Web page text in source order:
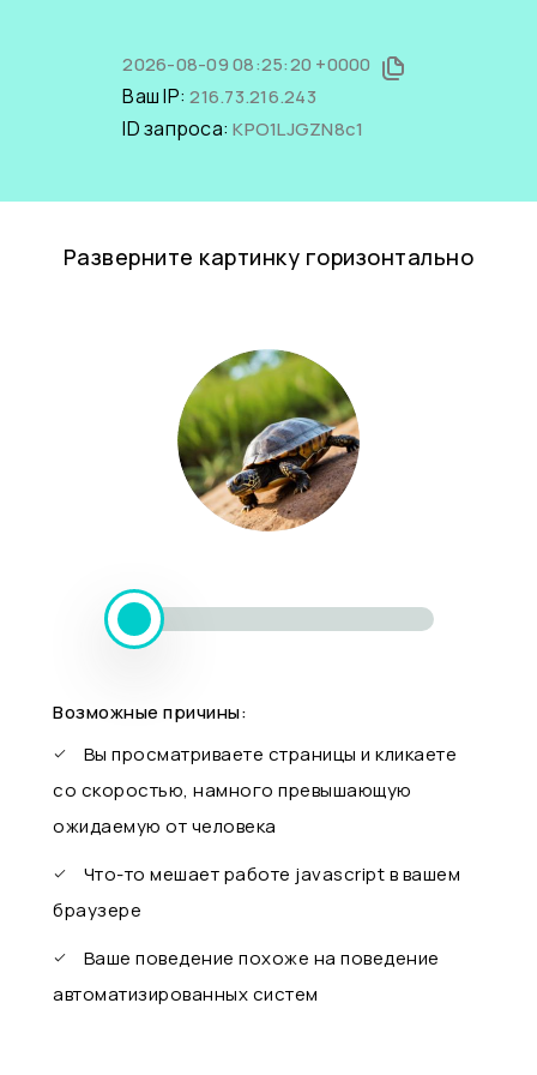
2026-08-09 08:25:20 +0000
Ваш IP:216.73.216.243
ID запроса:KPO1LJGZN8c1
Разверните картинку горизонтально
Возможные причины:
Вы просматриваете страницы и кликаете
со скоростью, намного превышающую
ожидаемую от человека
Что-то мешает работе javascript в вашем
браузере
Ваше поведение похоже на поведение
автоматизированных систем